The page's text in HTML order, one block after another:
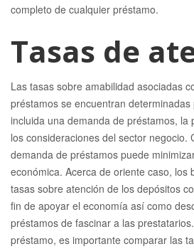
completo de cualquier préstamo.
Tasas de
Las tasas sobre amabilidad asociadas
préstamos se encuentran
incluida una demanda de préstamos, la
los consideraciones del sector negocio.
demanda de préstamos puede
económica. Acerca de oriente caso, los
tasas sobre atención de los depósitos
fin de apoyar el economía así­ como
préstamos de fascinar a las
préstamo, es importante comparar las